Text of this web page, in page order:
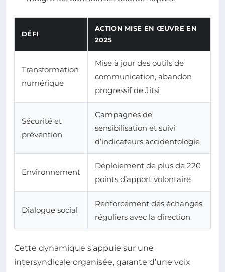
DÉFI
ACTION MISE EN ŒUVRE EN
2025
Transformation
numérique
Mise à jour des outils de
communication, abandon
progressif de Jitsi
Sécurité et
prévention
Campagnes de
sensibilisation et suivi
d’indicateurs accidentologie
Environnement
Déploiement de plus de 220
points d’apport volontaire
Dialogue social
Renforcement des échanges
réguliers avec la direction
Cette dynamique s’appuie sur une
intersyndicale organisée, garante d’une voix